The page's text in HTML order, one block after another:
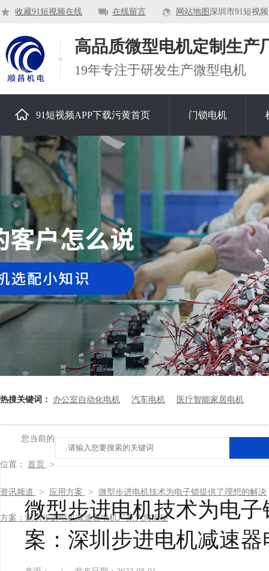
收藏91短视频在线 在线留言 网站地图 深圳市91短视频
高品质微型电机定制生产
19年专注于研发生产微型电机
91短视频APP下载污黄首页 门锁电机
关于91短视频APP下载污黄
热搜关键词： 办公室自动化电机 汽车电机 医疗智能家居电机
您当前的
位置： 首页 >
资讯频道 > 应用方案 > 微型步进电机技术为电子锁提供了理想的解决
方案：深圳步进电机减速器电机厂家为您揭秘
微型步进电机技术为电
案：深圳步进电机减